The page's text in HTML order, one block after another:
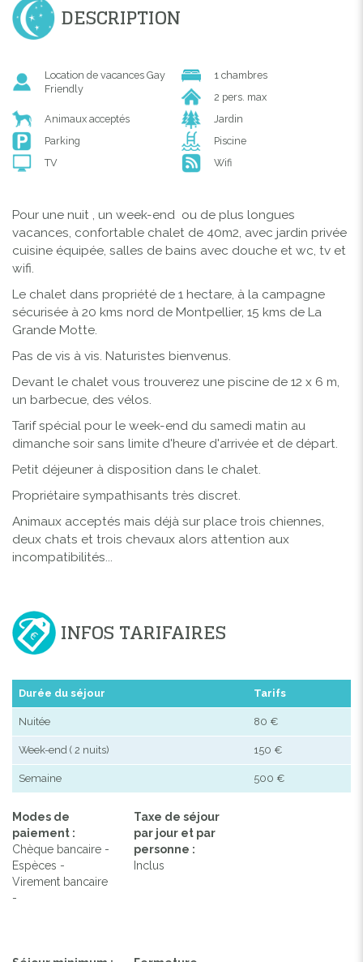
DESCRIPTION
Location de vacances Gay
Friendly
1 chambres
2 pers. max
Animaux acceptés
Jardin
Parking
Piscine
TV
Wifi
Pour une nuit , un week-end ou de plus longues
vacances, confortable chalet de 40m2, avec jardin privée
cuisine équipée, salles de bains avec douche et wc, tv et
wifi.
Le chalet dans propriété de 1 hectare, à la campagne
sécurisée à 20 kms nord de Montpellier, 15 kms de La
Grande Motte.
Pas de vis à vis. Naturistes bienvenus.
Devant le chalet vous trouverez une piscine de 12 x 6 m,
un barbecue, des vélos.
Tarif spécial pour le week-end du samedi matin au
dimanche soir sans limite d'heure d'arrivée et de départ.
Petit déjeuner à disposition dans le chalet.
Propriétaire sympathisants très discret.
Animaux acceptés mais déjà sur place trois chiennes,
deux chats et trois chevaux alors attention aux
incompatibilités...
INFOS TARIFAIRES
Durée du séjour Tarifs
Nuitée 80 €
Week-end ( 2 nuits) 150 €
Semaine 500 €
Modes de
paiement :
Chèque bancaire -
Espèces -
Virement bancaire
-
Taxe de séjour
par jour et par
personne :
Inclus